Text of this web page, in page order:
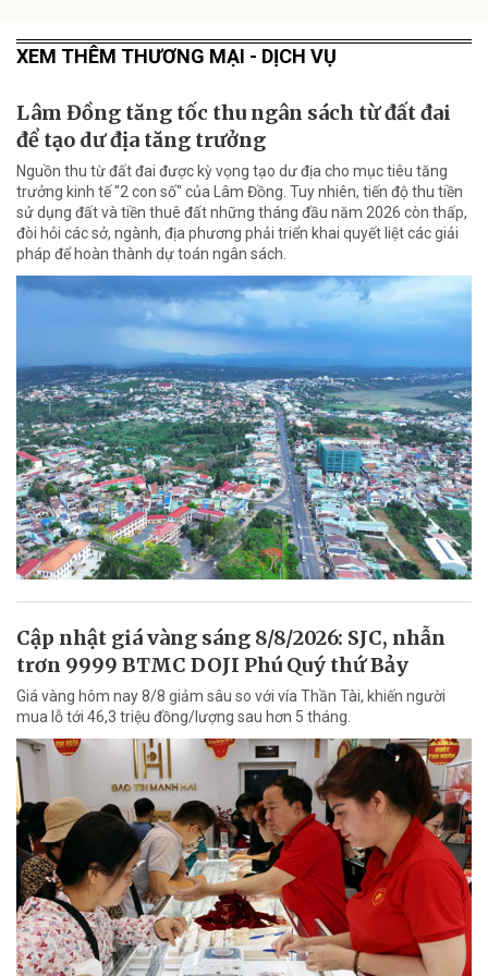
XEM THÊM THƯƠNG MẠI - DỊCH VỤ
Lâm Đồng tăng tốc thu ngân sách từ đất đai
để tạo dư địa tăng trưởng
Nguồn thu từ đất đai được kỳ vọng tạo dư địa cho mục tiêu tăng
trưởng kinh tế "2 con số" của Lâm Đồng. Tuy nhiên, tiến độ thu tiền
sử dụng đất và tiền thuê đất những tháng đầu năm 2026 còn thấp,
đòi hỏi các sở, ngành, địa phương phải triển khai quyết liệt các giải
pháp để hoàn thành dự toán ngân sách.
Cập nhật giá vàng sáng 8/8/2026: SJC, nhẫn
trơn 9999 BTMC DOJI Phú Quý thứ Bảy
Giá vàng hôm nay 8/8 giảm sâu so với vía Thần Tài, khiến người
mua lỗ tới 46,3 triệu đồng/lượng sau hơn 5 tháng.